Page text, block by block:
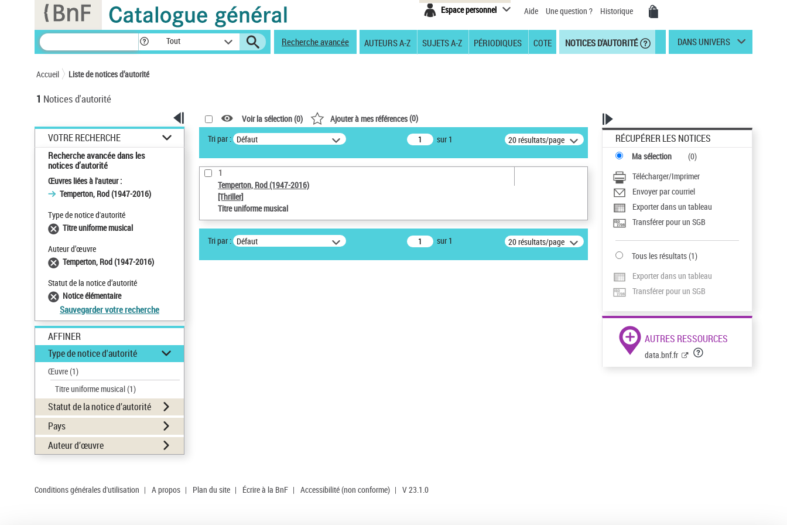
Espace personnel Aide Une question ? Historique
Tout Recherche avancée AUTEURS A-Z SUJETS A-Z PÉRIODIQUES COTE NOTICES D'AUTORITÉ DANS UNIVERS
Accueil Liste de notices d’autorité
1 Notices d'autorité
VOTRE RECHERCHE
Recherche avancée dans les
notices d’autorité
Œuvres liées à l'auteur :
Temperton, Rod (1947-2016)
Type de notice d'autorité
Titre uniforme musical
Auteur d’œuvre
Temperton, Rod (1947-2016)
Statut de la notice d’autorité
Notice élémentaire
Sauvegarder votre recherche
AFFINER
Type de notice d'autorité
Œuvre(1)
Titre uniforme musical(1)
Statut de la notice d’autorité
Pays
Auteur d’œuvre
Voir la sélection (0) Ajouter à mes références(0)
Tri par : Défaut sur 1 20 résultats/page
1
Temperton, Rod (1947-2016)
[Thriller]
Titre uniforme musical
Tri par : Défaut sur 1 20 résultats/page
RÉCUPÉRER LES NOTICES
Ma sélection (0)
Télécharger/Imprimer
Envoyer par courriel
Exporter dans un tableau
Transférer pour un SGB
Tous les résultats(1)
Exporter dans un tableau
Transférer pour un SGB
AUTRES RESSOURCES
data.bnf.fr
Conditions générales d'utilisation | A propos | Plan du site | Écrire à la BnF | Accessibilité (non conforme) | V 23.1.0
Panneau de gestion des cookies